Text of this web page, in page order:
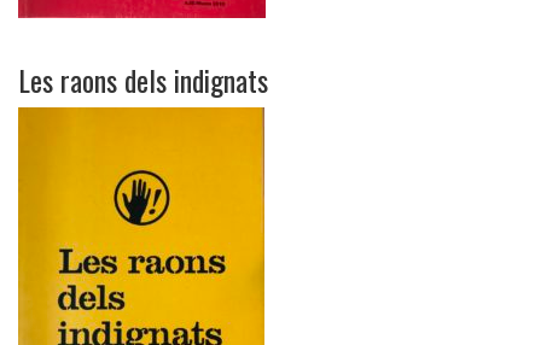
Les raons dels indignats